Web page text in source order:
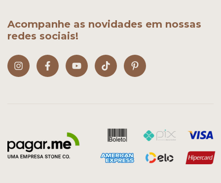
Acompanhe as novidades em nossas
redes sociais!